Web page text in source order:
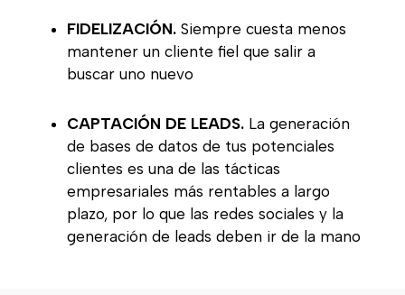
FIDELIZACIÓN. Siempre cuesta menos
mantener un cliente fiel que salir a
buscar uno nuevo
CAPTACIÓN DE LEADS. La generación
de bases de datos de tus potenciales
clientes es una de las tácticas
empresariales más rentables a largo
plazo, por lo que las redes sociales y la
generación de leads deben ir de la mano